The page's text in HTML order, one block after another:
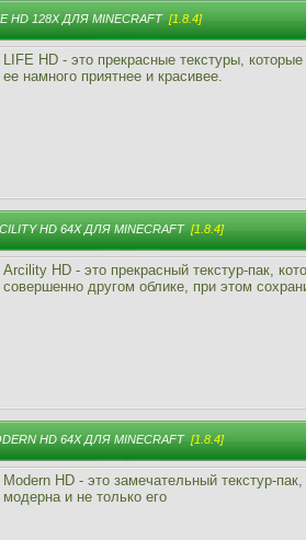
HD 128X ДЛЯ MINECRAFT [1.8.4]
LIFE HD - это прекрасные текстуры,
ее намного приятнее и красивее.
HD 64X ДЛЯ MINECRAFT [1.8.4]
Arcility HD - это прекрасный текстур-пак,
совершенно другом облике, при этом
HD 64X ДЛЯ MINECRAFT [1.8.4]
Modern HD - это замечательный текстур-
модерна и не только его